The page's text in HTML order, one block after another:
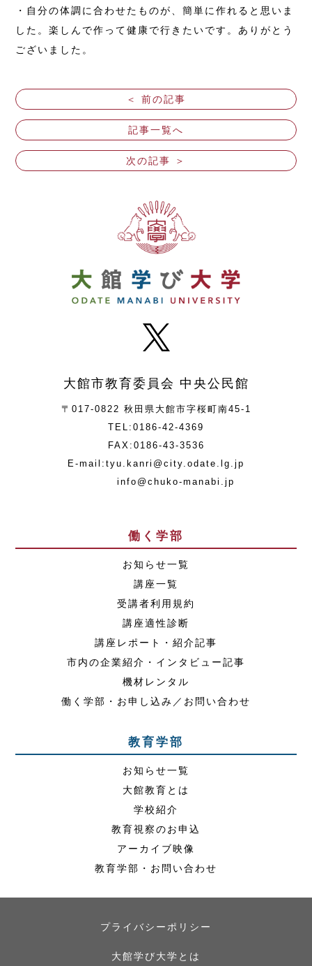
・自分の体調に合わせたものが、簡単に作れると思いま
した。楽しんで作って健康で行きたいです。ありがとう
ございました。
＜ 前の記事
記事一覧へ
次の記事 ＞
大館市教育委員会 中央公民館
〒017-0822 秋田県大館市字桜町南45-1
TEL:0186-42-4369
FAX:0186-43-3536
E-mail:tyu.kanri@city.odate.lg.jp
info@chuko-manabi.jp
働く学部
お知らせ一覧
講座一覧
受講者利用規約
講座適性診断
講座レポート・紹介記事
市内の企業紹介・インタビュー記事
機材レンタル
働く学部・お申し込み／お問い合わせ
教育学部
お知らせ一覧
大館教育とは
学校紹介
教育視察のお申込
アーカイブ映像
教育学部・お問い合わせ
プライバシーポリシー
大館学び大学とは